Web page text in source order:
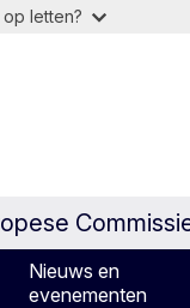
letten?
Nieuws en
evenementen